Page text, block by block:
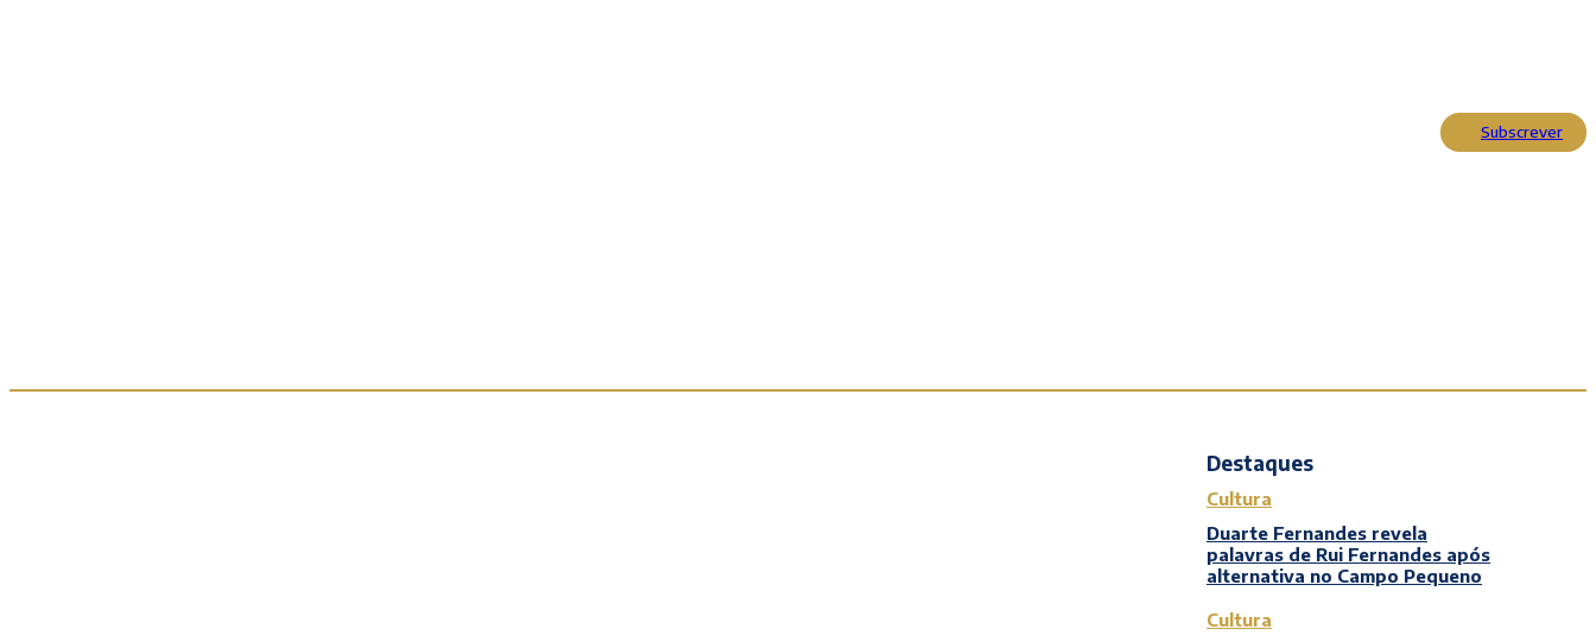
Subscrever
Destaques
Cultura
Duarte Fernandes revela
palavras de Rui Fernandes após
alternativa no Campo Pequeno
Cultura